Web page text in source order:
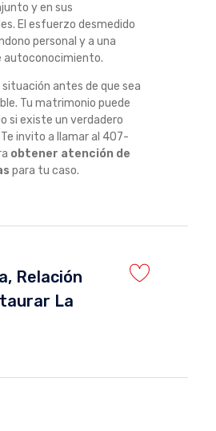
y en sus
El esfuerzo desmedido
personal y a una
antes de que sea
Tu matrimonio puede
si existe un verdadero
invito a llamar al 407-
obtener atención de
para tu caso.
, Relación
La